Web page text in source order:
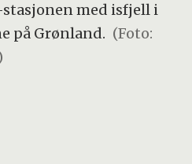
stasjonen med isfjell i
på Grønland. (Foto: